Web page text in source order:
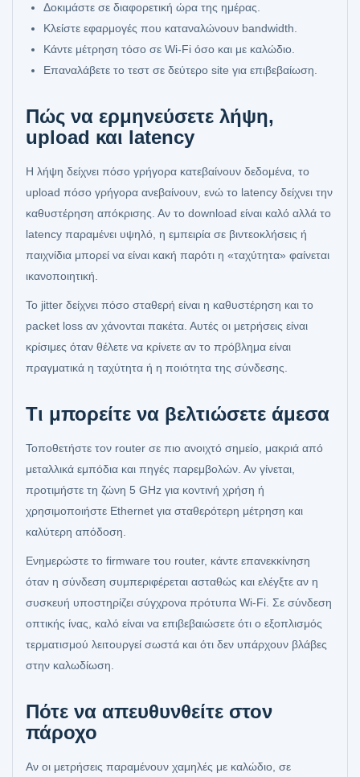
Δοκιμάστε σε διαφορετική ώρα της ημέρας.
Κλείστε εφαρμογές που καταναλώνουν bandwidth.
Κάντε μέτρηση τόσο σε Wi‑Fi όσο και με καλώδιο.
Επαναλάβετε το τεστ σε δεύτερο site για επιβεβαίωση.
Πώς να ερμηνεύσετε λήψη,
upload και latency
Η λήψη δείχνει πόσο γρήγορα κατεβαίνουν δεδομένα, το
upload πόσο γρήγορα ανεβαίνουν, ενώ το latency δείχνει την
καθυστέρηση απόκρισης. Αν το download είναι καλό αλλά το
latency παραμένει υψηλό, η εμπειρία σε βιντεοκλήσεις ή
παιχνίδια μπορεί να είναι κακή παρότι η «ταχύτητα» φαίνεται
ικανοποιητική.
Το jitter δείχνει πόσο σταθερή είναι η καθυστέρηση και το
packet loss αν χάνονται πακέτα. Αυτές οι μετρήσεις είναι
κρίσιμες όταν θέλετε να κρίνετε αν το πρόβλημα είναι
πραγματικά η ταχύτητα ή η ποιότητα της σύνδεσης.
Τι μπορείτε να βελτιώσετε άμεσα
Τοποθετήστε τον router σε πιο ανοιχτό σημείο, μακριά από
μεταλλικά εμπόδια και πηγές παρεμβολών. Αν γίνεται,
προτιμήστε τη ζώνη 5 GHz για κοντινή χρήση ή
χρησιμοποιήστε Ethernet για σταθερότερη μέτρηση και
καλύτερη απόδοση.
Ενημερώστε το firmware του router, κάντε επανεκκίνηση
όταν η σύνδεση συμπεριφέρεται ασταθώς και ελέγξτε αν η
συσκευή υποστηρίζει σύγχρονα πρότυπα Wi‑Fi. Σε σύνδεση
οπτικής ίνας, καλό είναι να επιβεβαιώσετε ότι ο εξοπλισμός
τερματισμού λειτουργεί σωστά και ότι δεν υπάρχουν βλάβες
στην καλωδίωση.
Πότε να απευθυνθείτε στον
πάροχο
Αν οι μετρήσεις παραμένουν χαμηλές με καλώδιο, σε